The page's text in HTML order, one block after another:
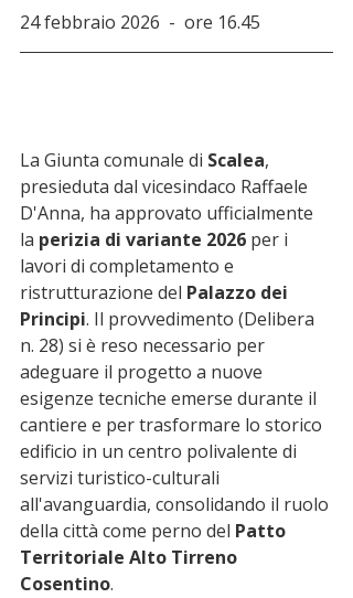
24 febbraio 2026  -  ore 16.45
La Giunta comunale di Scalea,
presieduta dal vicesindaco Raffaele
D'Anna, ha approvato ufficialmente
la perizia di variante 2026 per i
lavori di completamento e
ristrutturazione del Palazzo dei
Principi. Il provvedimento (Delibera
n. 28) si è reso necessario per
adeguare il progetto a nuove
esigenze tecniche emerse durante il
cantiere e per trasformare lo storico
edificio in un centro polivalente di
servizi turistico-culturali
all'avanguardia, consolidando il ruolo
della città come perno del Patto
Territoriale Alto Tirreno
Cosentino.